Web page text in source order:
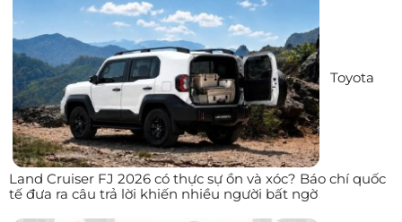
Toyota
Land Cruiser FJ 2026 có thực sự ồn và xóc? Báo chí quốc
tế đưa ra câu trả lời khiến nhiều người bất ngờ